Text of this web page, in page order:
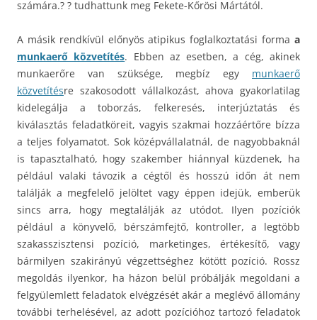
számára.? ? tudhattunk meg Fekete-Kőrösi Mártától.
A másik rendkívül előnyös atipikus foglalkoztatási forma a
munkaerő közvetítés. Ebben az esetben, a cég, akinek
munkaerőre van szüksége, megbíz egy munkaerő
közvetítésre szakosodott vállalkozást, ahova gyakorlatilag
kidelegálja a toborzás, felkeresés, interjúztatás és
kiválasztás feladatköreit, vagyis szakmai hozzáértőre bízza
a teljes folyamatot. Sok középvállalatnál, de nagyobbaknál
is tapasztalható, hogy szakember hiánnyal küzdenek, ha
például valaki távozik a cégtől és hosszú időn át nem
találják a megfelelő jelöltet vagy éppen idejük, emberük
sincs arra, hogy megtalálják az utódot. Ilyen pozíciók
például a könyvelő, bérszámfejtő, kontroller, a legtöbb
szakasszisztensi pozíció, marketinges, értékesítő, vagy
bármilyen szakirányú végzettséghez kötött pozíció. Rossz
megoldás ilyenkor, ha házon belül próbálják megoldani a
felgyülemlett feladatok elvégzését akár a meglévő állomány
további terhelésével, az adott pozícióhoz tartozó feladatok